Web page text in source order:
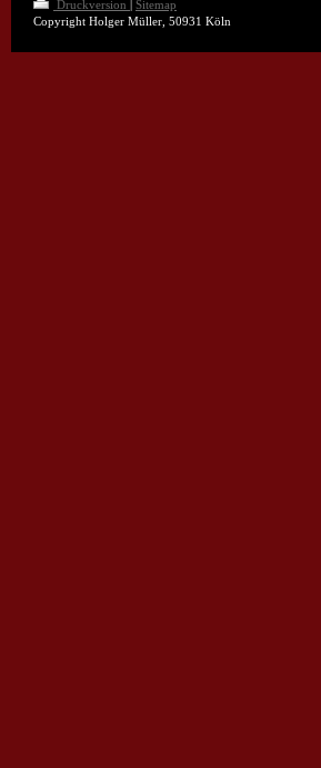
Druckversion
Sitemap
Copyright Holger Müller, 50931 Köln